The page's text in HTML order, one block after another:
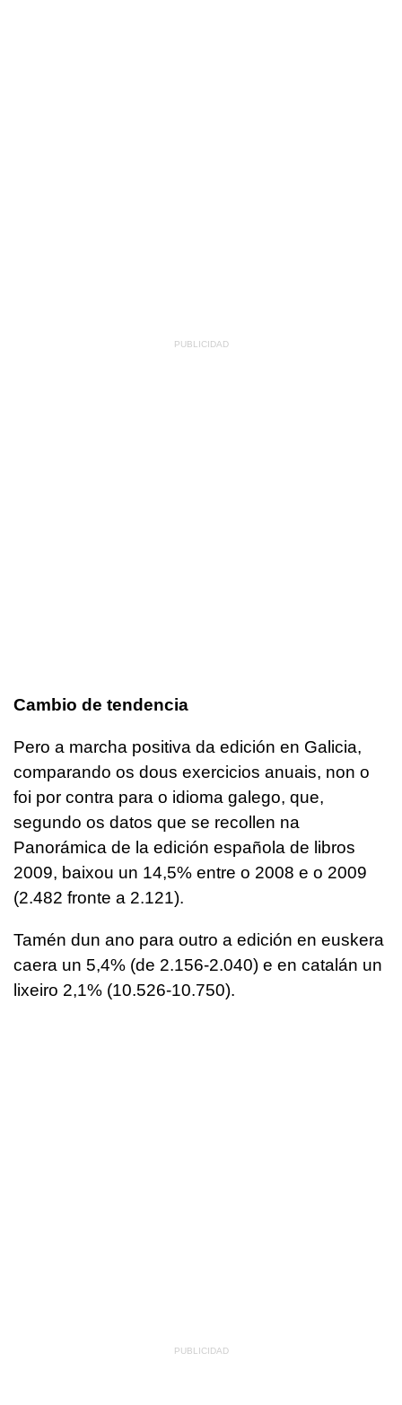
Cambio de tendencia
Pero a marcha positiva da edición en Galicia,
comparando os dous exercicios anuais, non o
foi por contra para o idioma galego, que,
segundo os datos que se recollen na
Panorámica de la edición española de libros
2009, baixou un 14,5% entre o 2008 e o 2009
(2.482 fronte a 2.121).
Tamén dun ano para outro a edición en euskera
caera un 5,4% (de 2.156-2.040) e en catalán un
lixeiro 2,1% (10.526-10.750).